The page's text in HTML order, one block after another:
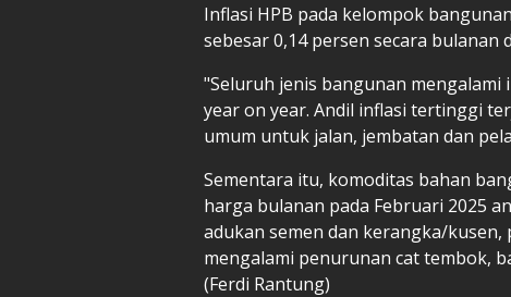
Inflasi HPB pada kelompok
sebesar 0,14 persen secara bulanan
"Seluruh jenis bangunan
year on year. Andil inflasi tertinggi
umum untuk jalan, jembatan dan
Sementara itu, komoditas bahan
harga bulanan pada Februari 2025
adukan semen dan kerangka/
mengalami penurunan cat tembok,
(Ferdi Rantung)